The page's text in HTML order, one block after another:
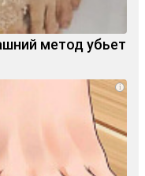
метод убьет
i